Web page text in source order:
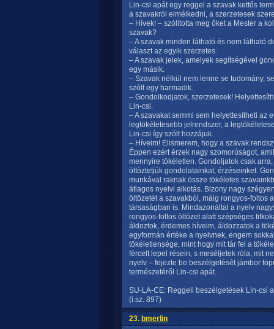
Lin-csi apát egy reggel a szavak kettős
a szavakról elmélkedni, a szerzetesek
– Hívek! – szólította meg őket a Mester a
szavak?
– A szavak minden látható és nem látható
választ az egyik szerzetes.
– A szavak jelek, amelyek segítségével
egy másik.
– Szavak nélkül nem lenne se tudomány,
szólt egy harmadik.
– Gondolkodjatok, szerzetesek!
Lin-csi.
– A szavakat semmi sem helyettesítheti az
legtökéletesebb jelrendszer, a
Lin-csi így szólt hozzájuk.
– Híveim! Elismerem, hogy a szavak
Éppen ezért érzek nagy szomorúságot,
mennyire tökéletlen. Gondoljatok csak
öltöztetjük gondolatainkat, érzéseinket.
munkával raknak össze tökéletes
átlagos nyelvi alkotás. Bizony nagy
öltözetét a szavakból, máig rongyos-foltos
társaságban is. Mindazonáltal a nyelv
rongyos-foltos öltözet alatt szépséges
áldoztok, érdemes híveim, áldozzatok a
egyformán értéke a nyelvnek, engem
tökéletlensége, mint hogy mit tár fel a
fércelt lepel résein, s meséljetek róla, mit
nyelv – fejezte be beszélgetését jámbor
természetéről Lin-csi apát.
SU-LA-CE: Reggeli beszélgetések Lin-csi
(i.sz. 897)
23. bmerlin